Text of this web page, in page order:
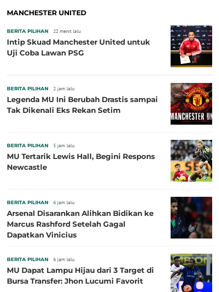
MANCHESTER UNITED
BERITA PILIHAN 22 menit lalu
Intip Skuad Manchester United untuk
Uji Coba Lawan PSG
BERITA PILIHAN 2 jam lalu
Legenda MU Ini Berubah Drastis sampai
Tak Dikenali Eks Rekan Setim
BERITA PILIHAN 5 jam lalu
MU Tertarik Lewis Hall, Begini Respons
Newcastle
BERITA PILIHAN 6 jam lalu
Arsenal Disarankan Alihkan Bidikan ke
Marcus Rashford Setelah Gagal
Dapatkan Vinicius
BERITA PILIHAN 6 jam lalu
MU Dapat Lampu Hijau dari 3 Target di
Bursa Transfer: Jhon Lucumi Favorit